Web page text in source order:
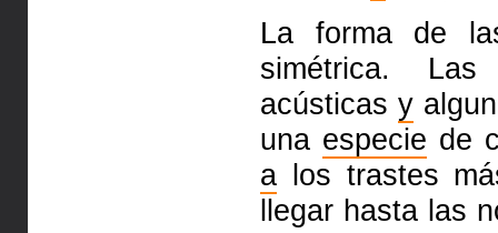
La forma de
simétrica.
acústicas y
una especie de
a los trastes
llegar hasta las